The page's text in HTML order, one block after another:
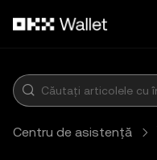
Centru de asistență